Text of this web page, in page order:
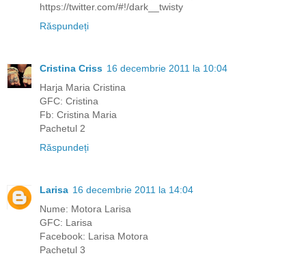
https://twitter.com/#!/dark__twisty
Răspundeți
Cristina Criss 16 decembrie 2011 la 10:04
Harja Maria Cristina
GFC: Cristina
Fb: Cristina Maria
Pachetul 2
Răspundeți
Larisa 16 decembrie 2011 la 14:04
Nume: Motora Larisa
GFC: Larisa
Facebook: Larisa Motora
Pachetul 3